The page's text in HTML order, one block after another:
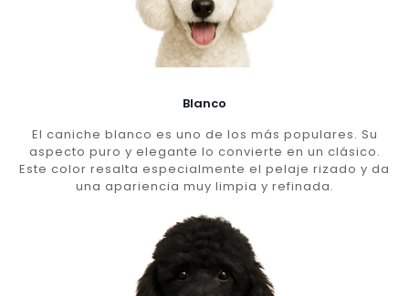
Blanco
El caniche blanco es uno de los más populares. Su
aspecto puro y elegante lo convierte en un clásico.
Este color resalta especialmente el pelaje rizado y da
una apariencia muy limpia y refinada.